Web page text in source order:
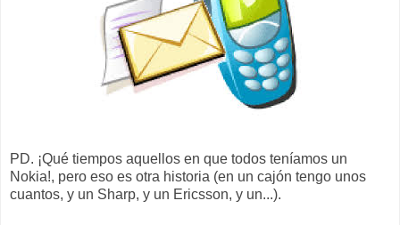
PD. ¡Qué tiempos aquellos en que todos teníamos un
Nokia!, pero eso es otra historia (en un cajón tengo unos
cuantos, y un Sharp, y un Ericsson, y un...).